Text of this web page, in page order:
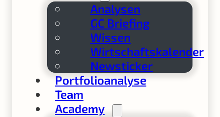
Analysen
GC Briefing
Wissen
Wirtschaftskalender
Newsticker
Portfolioanalyse
Team
Academy